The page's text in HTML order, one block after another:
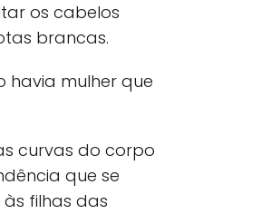
os cabelos
brancas.
havia mulher que
curvas do corpo
que se
filhas das